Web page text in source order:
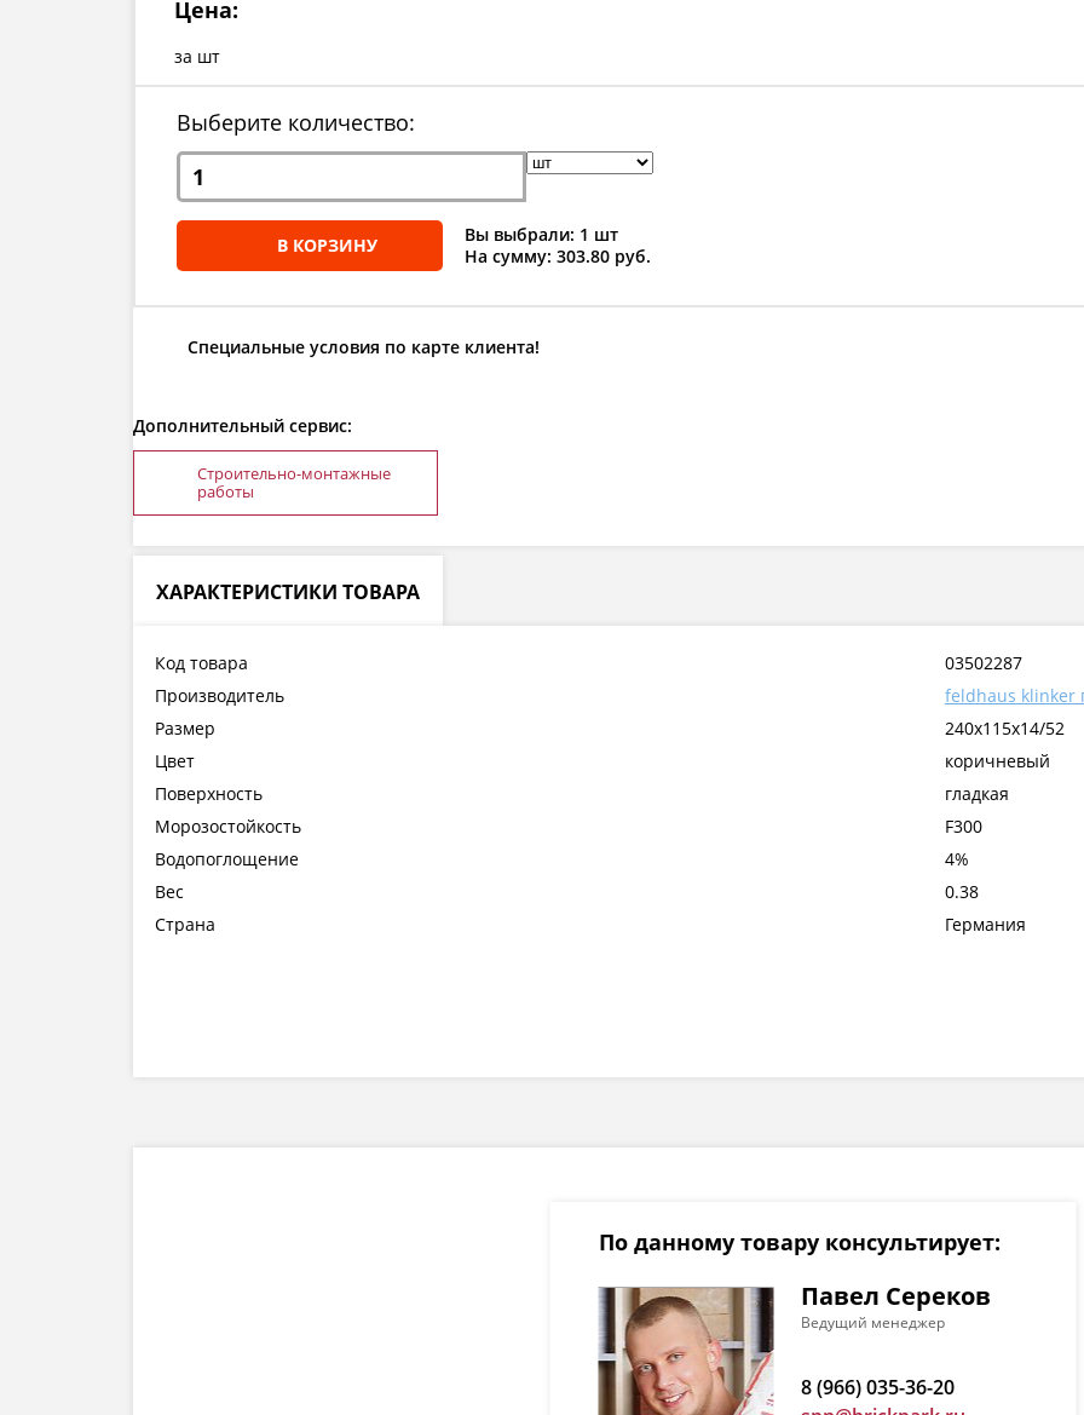
Цена:
за шт
Выберите количество:
В КОРЗИНУ
Вы выбрали: 1 шт
На сумму: 303.80 руб.
Специальные условия по карте клиента!
Дополнительный сервис:
Строительно-монтажные
работы
ХАРАКТЕРИСТИКИ ТОВАРА
Код товара
03502287
Производитель
feldhaus klinker
Размер
240x115x14/52
Цвет
коричневый
Поверхность
гладкая
Морозостойкость
F300
Водопоглощение
4%
Вес
0.38
Страна
Германия
По данному товару консультирует:
Павел Сереков
Ведущий менеджер
8 (966) 035-36-20